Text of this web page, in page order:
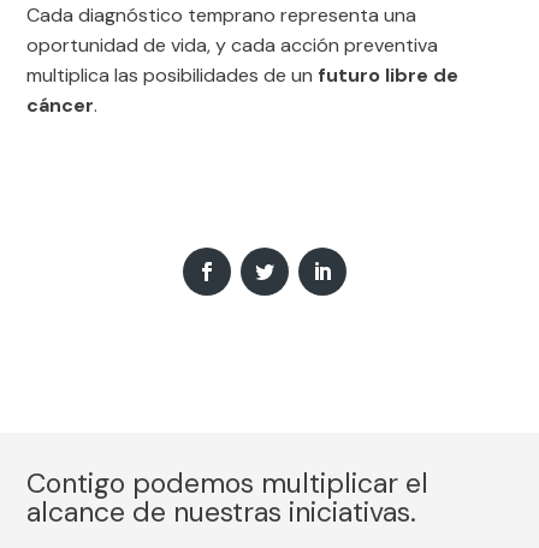
Cada diagnóstico temprano representa una
oportunidad de vida, y cada acción preventiva
multiplica las posibilidades de un futuro libre de
cáncer.
Contigo podemos multiplicar el
alcance de nuestras iniciativas.